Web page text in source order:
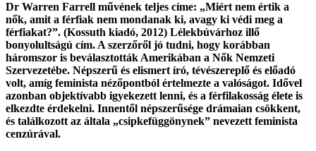
Dr Warren Farrell művének teljes címe: „Miért nem értik a
nők, amit a férfiak nem mondanak ki, avagy ki védi meg a
férfiakat?”. (Kossuth kiadó, 2012) Lélekbúvárhoz illő
bonyolultságú cím. A szerzőről jó tudni, hogy korábban
háromszor is beválasztották Amerikában a Nők Nemzeti
Szervezetébe. Népszerű és elismert író, tévészereplő és előadó
volt, amíg feminista nézőpontból értelmezte a valóságot. Idővel
azonban objektívabb igyekezett lenni, és a férfilakosság élete is
elkezdte érdekelni. Innentől népszerűsége drámaian csökkent,
és találkozott az általa „csipkefüggönynek” nevezett feminista
cenzúrával.